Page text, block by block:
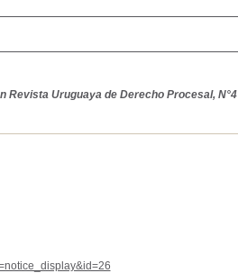
Revista Uruguaya de Derecho Procesal, N°4